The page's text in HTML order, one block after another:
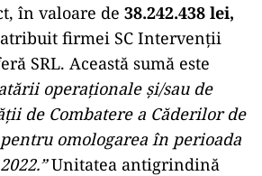
în valoare de 38.242.438 lei,
atribuit firmei SC Intervenții
SRL. Această sumă este
operaționale și/sau de
de Combatere a Căderilor de
omologarea în perioada
Unitatea antigrindină